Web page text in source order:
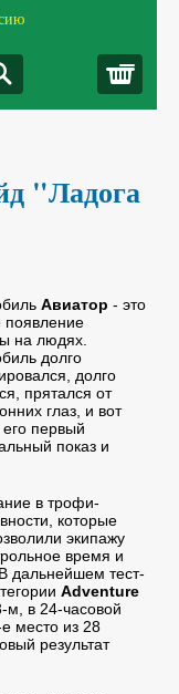
"Ладога
Авиатор - это
появление
на людях.
долго
долго
прятался от
глаз, и вот
его первый
показ и
в трофи-
которые
экипажу
время и
дальнейшем тест-
Adventure
м, в 24-часовой
е место из 28
результат